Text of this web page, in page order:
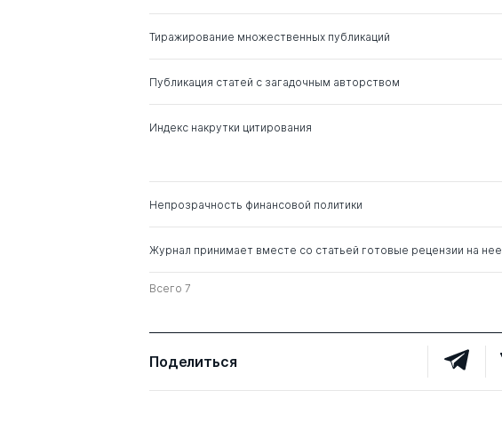
Падалкин Виталий
Юрьевич
д. э.н. 1
Львович Игорь Яковлевич
Тиражирование множественных публикаций
Публикация статей с загадочным авторством
Индекс накрутки цитирования
Непрозрачность финансовой политики
Журнал принимает вместе со статьей готовые рецензии на нее
Всего 7
Поделиться